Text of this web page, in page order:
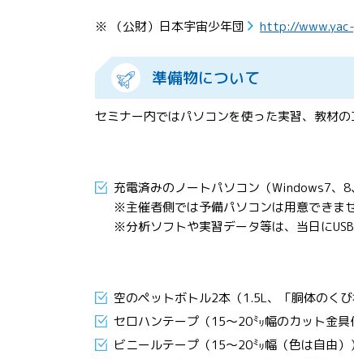
※ （公財）日本宇宙少年団 http://
準備物について
セミナー内ではパソコンを使った実習、教材
充電済みのノートパソコン（Windows7、8
※主催者側では予備パソコンは用意できま
※分析ソフトや実習データ等は、当日に
空のペットボトル2本（1.5L、「胴体のく
セロハンテープ（15～20㍉幅のカット金具
ビニールテープ（15～20㍉幅（色は自由）